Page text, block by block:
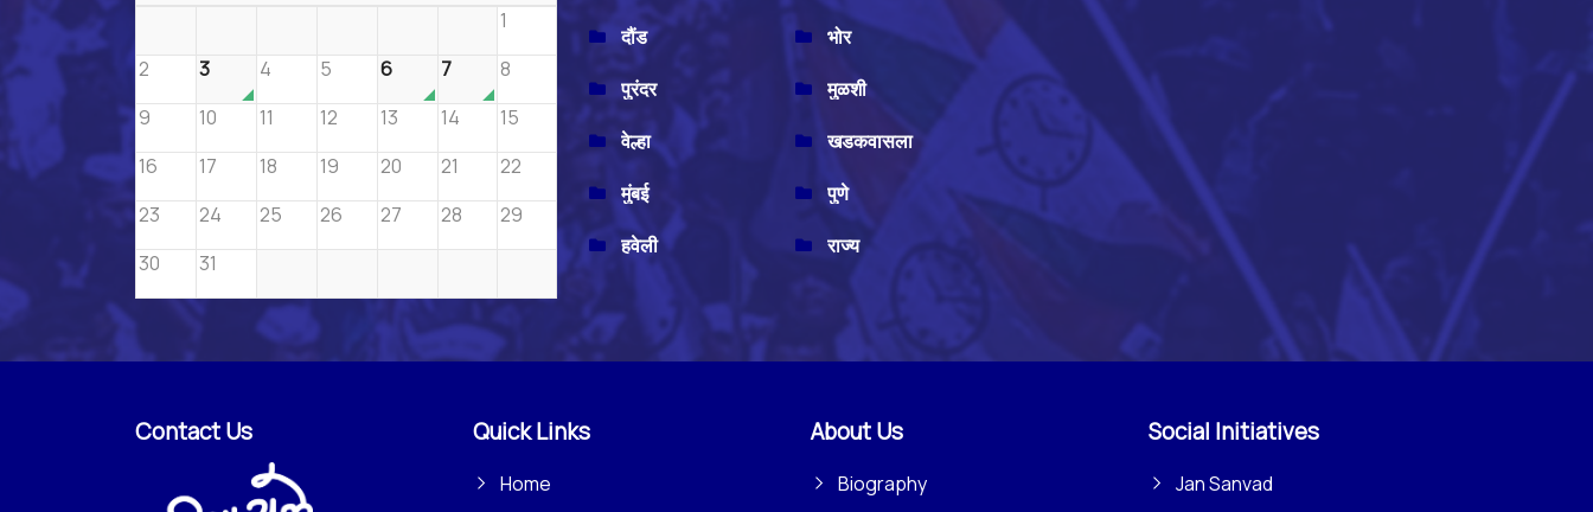
1
2
3 4 5 6 7
8
9
10 11 12 13 14
15
16
17 18 19 20 21
22
23
24 25 26 27 28
29
30
31
दौंड
भोर
पुरंदर
मुळशी
वेल्हा
खडकवासला
मुंबई
पुणे
हवेली
राज्य
Contact Us Quick Links
Home
About Us
Biography
Social Initiatives
Jan Sanvad